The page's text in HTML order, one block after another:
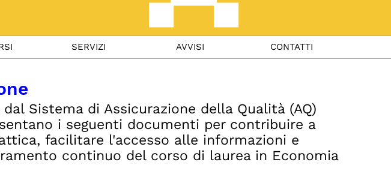
SERVIZI AVVISI CONTATTI
Sistema di Assicurazione della Qualità (AQ)
i seguenti documenti per contribuire a
facilitare l'accesso alle informazioni e
continuo del corso di laurea in Economia